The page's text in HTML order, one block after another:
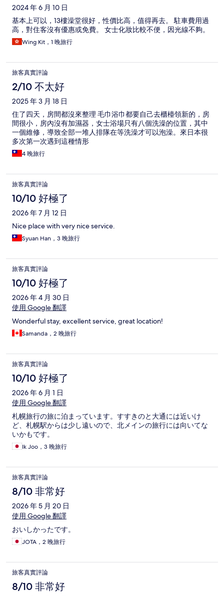
2024 年 6 月 10 日
基本上可以，13樓澡堂很好，性價比高，值得再去。 駐車費用過
高，對住客沒有優惠或免費。 女士化妝比較不便，因光線不夠。
Wing Kit，1 晚旅行
旅客真實評論
2/10 不太好
2025 年 3 月 18 日
住了四天，房間都沒來整理 毛巾浴巾都要自己去櫃檯領新的，房
間很小，房內沒有加濕器，女士浴場只有八個洗澡的位置，其中
一個維修，導致全部一堆人排隊在等洗澡才可以泡澡。來日本很
多次第一次遇到這種情形
4 晚旅行
旅客真實評論
10/10 好極了
2026 年 7 月 12 日
Nice place with very nice service.
Syuan Han，3 晚旅行
旅客真實評論
10/10 好極了
2026 年 4 月 30 日
使用 Google 翻譯
Wonderful stay, excellent service, great location!
Samanda，2 晚旅行
旅客真實評論
10/10 好極了
2026 年 6 月 1 日
使用 Google 翻譯
札幌旅行の旅に泊まっています。すすきのと大通には近いけ
ど、札幌駅からは少し遠いので、北メインの旅行には向いてな
いかもです。
Ik Joo，3 晚旅行
旅客真實評論
8/10 非常好
2026 年 5 月 20 日
使用 Google 翻譯
おいしかったです。
JOTA，2 晚旅行
旅客真實評論
8/10 非常好